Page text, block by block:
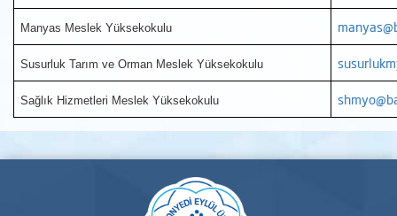
Manyas Meslek Yüksekokulu
Susurluk Tarım ve Orman Meslek Yüksekokulu
Sağlık Hizmetleri Meslek Yüksekokulu